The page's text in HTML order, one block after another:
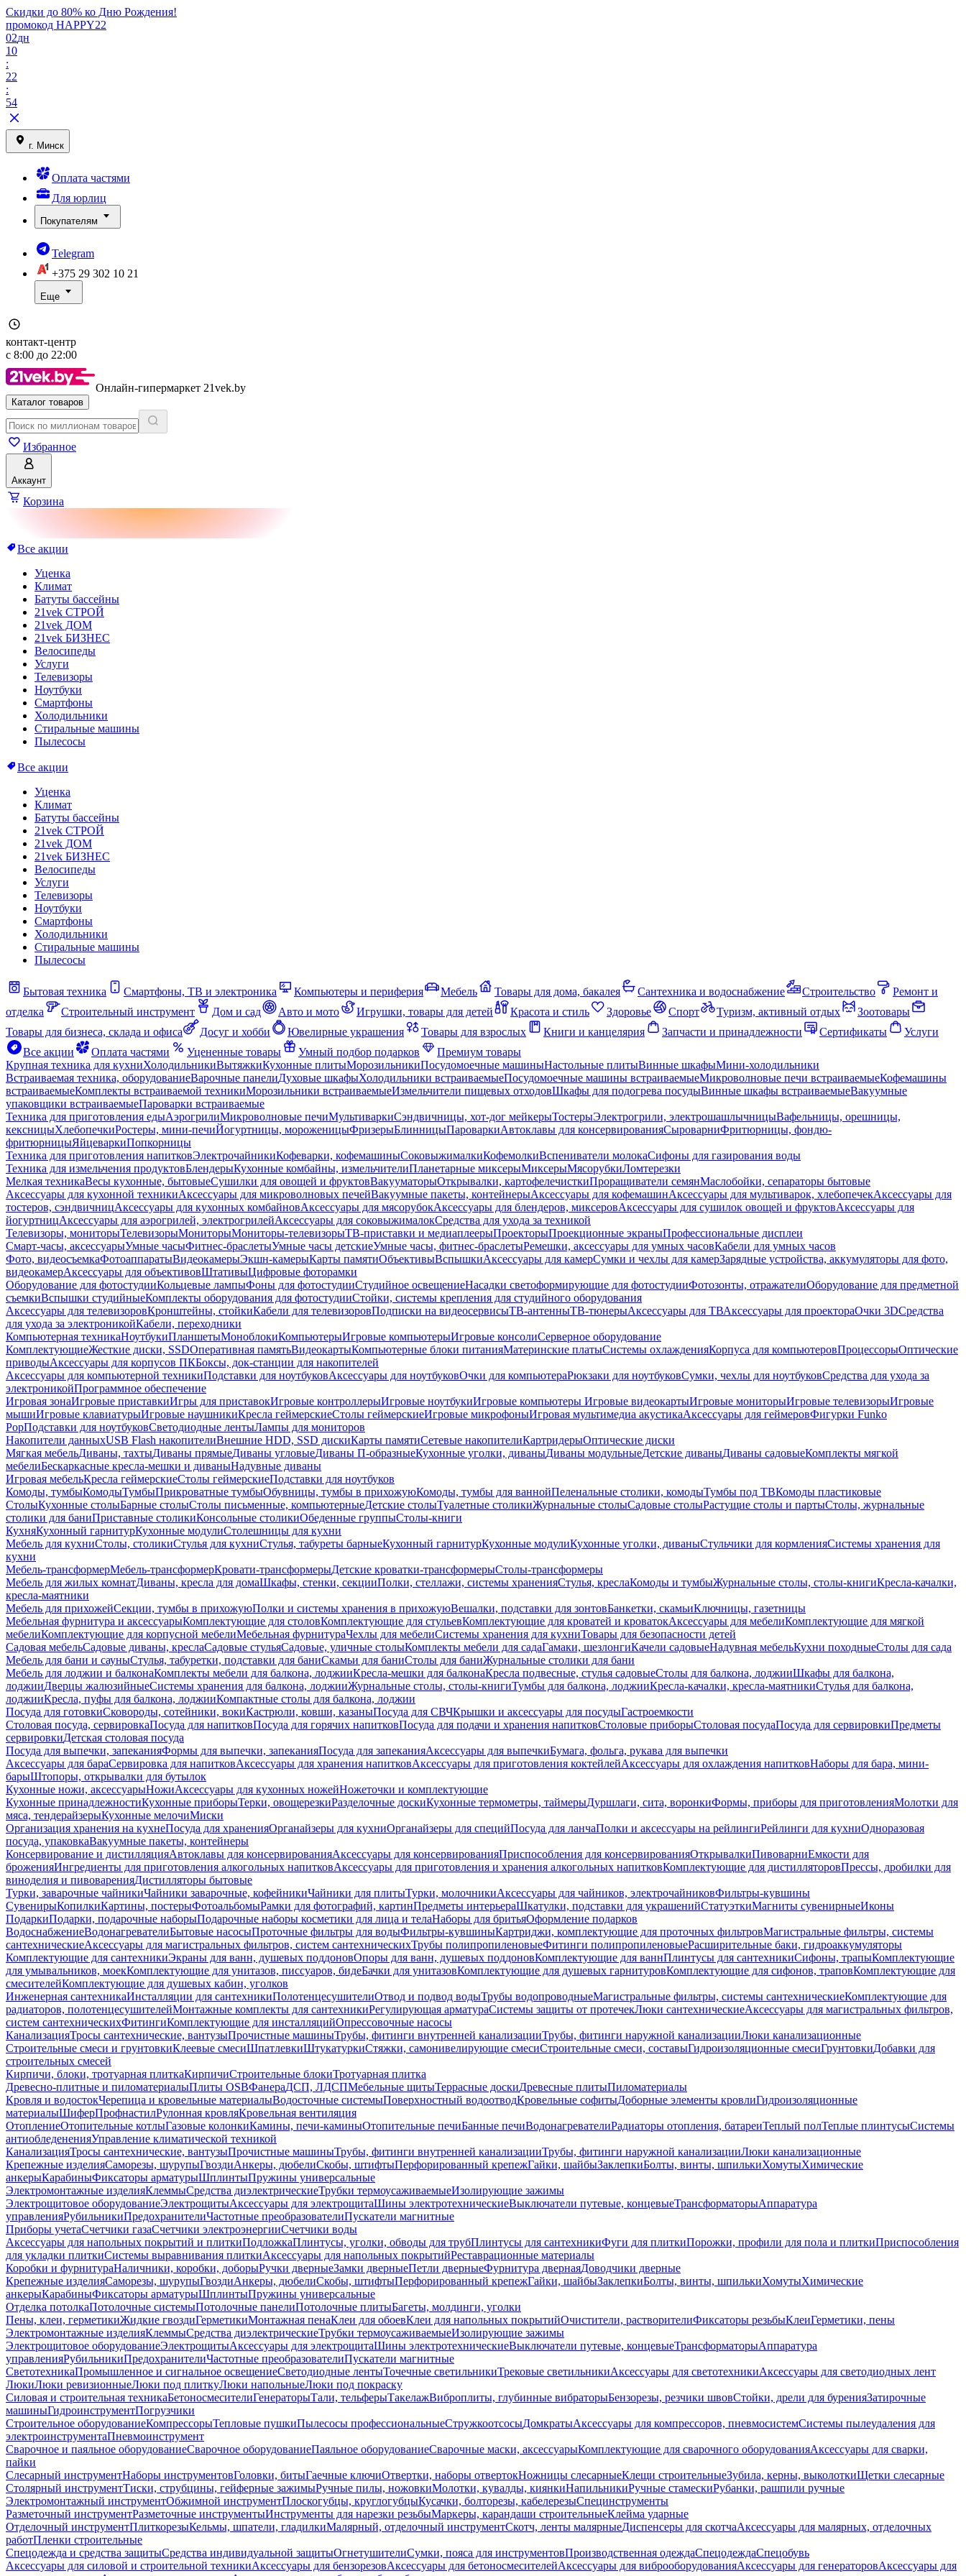
Скидки до 80% ко Дню Рождения!
промокод HAPPY22
02дн
10
:
22
:
54
г. Минск
Оплата частями
Для юрлиц
Покупателям
Telegram
+375 29 302 10 21
Еще
контакт-центр
с 8:00 до 22:00
Онлайн-гипермаркет 21vek.by
Каталог товаров
Избранное
Аккаунт
Корзина
Все акции
Уценка
Климат
Батуты бассейны
21vek СТРОЙ
21vek ДОМ
21vek БИЗНЕС
Велосипеды
Услуги
Телевизоры
Ноутбуки
Смартфоны
Холодильники
Стиральные машины
Пылесосы
Все акции
Уценка
Климат
Батуты бассейны
21vek СТРОЙ
21vek ДОМ
21vek БИЗНЕС
Велосипеды
Услуги
Телевизоры
Ноутбуки
Смартфоны
Холодильники
Стиральные машины
Пылесосы
Бытовая техника Смартфоны, ТВ и электроника Компьютеры и периферия Мебель Товары для дома, бакалея Сантехника и водоснабжение Строительство
Ремонт и
отделка
Строительный инструмент Дом и сад Авто и мото Игрушки, товары для детей Красота и стиль Здоровье Спорт Туризм, активный отдых
Зоотовары
Товары для бизнеса, склада и офиса
Досуг и хобби Ювелирные украшения Товары для взрослых Книги и канцелярия Запчасти и принадлежности Сертификаты
Услуги
Все акции
Оплата частями Уцененные товары Умный подбор подарков
Премиум товары
Крупная техника для кухниХолодильникиВытяжкиКухонные плитыМорозильникиПосудомоечные машиныНастольные плитыВинные шкафыМини-холодильники
Встраиваемая техника, оборудованиеВарочные панелиДуховые шкафыХолодильники встраиваемыеПосудомоечные машины встраиваемыеМикроволновые печи встраиваемыеКофемашины
встраиваемыеКомплекты встраиваемой техникиМорозильники встраиваемыеИзмельчители пищевых отходовШкафы для подогрева посудыВинные шкафы встраиваемыеВакуумные
упаковщики встраиваемыеПароварки встраиваемые
Техника для приготовления едыАэрогрилиМикроволновые печиМультиваркиСэндвичницы, хот-дог мейкерыТостерыЭлектрогрили, электрошашлычницыВафельницы, орешницы,
кексницыХлебопечкиРостеры, мини-печиЙогуртницы, мороженицыФризерыБлинницыПароваркиАвтоклавы для консервированияСыроварниФритюрницы, фондю-
фритюрницыЯйцеваркиПопкорницы
Техника для приготовления напитковЭлектрочайникиКофеварки, кофемашиныСоковыжималкиКофемолкиВспениватели молокаСифоны для газирования воды
Техника для измельчения продуктовБлендерыКухонные комбайны, измельчителиПланетарные миксерыМиксерыМясорубкиЛомтерезки
Мелкая техникаВесы кухонные, бытовыеСушилки для овощей и фруктовВакууматорыОткрывалки, картофелечисткиПроращиватели семянМаслобойки, сепараторы бытовые
Аксессуары для кухонной техникиАксессуары для микроволновых печейВакуумные пакеты, контейнерыАксессуары для кофемашинАксессуары для мультиварок, хлебопечекАксессуары для
тостеров, сэндвичницАксессуары для кухонных комбайновАксессуары для мясорубокАксессуары для блендеров, миксеровАксессуары для сушилок овощей и фруктовАксессуары для
йогуртницАксессуары для аэрогрилей, электрогрилейАксессуары для соковыжималокСредства для ухода за техникой
Телевизоры, мониторыТелевизорыМониторыМониторы-телевизорыТВ-приставки и медиаплеерыПроекторыПроекционные экраныПрофессиональные дисплеи
Смарт-часы, аксессуарыУмные часыФитнес-браслетыУмные часы детскиеУмные часы, фитнес-браслетыРемешки, аксессуары для умных часовКабели для умных часов
Фото, видеосъемкаФотоаппаратыВидеокамерыЭкшн-камерыКарты памятиОбъективыВспышкиАксессуары для камерСумки и чехлы для камерЗарядные устройства, аккумуляторы для фото,
видеокамерАксессуары для объективовШтативыЦифровые фоторамки
Оборудование для фотостудииКольцевые лампыФоны для фотостудииСтудийное освещениеНасадки светоформирующие для фотостудииФотозонты, отражателиОборудование для предметной
съемкиВспышки студийныеКомплекты оборудования для фотостудииСтойки, системы крепления для студийного оборудования
Аксессуары для телевизоровКронштейны, стойкиКабели для телевизоровПодписки на видеосервисыТВ-антенныТВ-тюнерыАксессуары для ТВАксессуары для проектораОчки 3DСредства
для ухода за электроникойКабели, переходники
Компьютерная техникаНоутбукиПланшетыМоноблокиКомпьютерыИгровые компьютерыИгровые консолиСерверное оборудование
КомплектующиеЖесткие диски, SSDОперативная памятьВидеокартыКомпьютерные блоки питанияМатеринские платыСистемы охлажденияКорпуса для компьютеровПроцессорыОптические
приводыАксессуары для корпусов ПКБоксы, док-станции для накопителей
Аксессуары для компьютерной техникиПодставки для ноутбуковАксессуары для ноутбуковОчки для компьютераРюкзаки для ноутбуковСумки, чехлы для ноутбуковСредства для ухода за
электроникойПрограммное обеспечение
Игровая зонаИгровые приставкиИгры для приставокИгровые контроллерыИгровые ноутбукиИгровые компьютеры Игровые видеокартыИгровые мониторыИгровые телевизорыИгровые
мышиИгровые клавиатурыИгровые наушникиКресла геймерскиеСтолы геймерскиеИгровые микрофоныИгровая мультимедиа акустикаАксессуары для геймеровФигурки Funko
PopПодставки для ноутбуковСветодиодные лентыЛампы для мониторов
Накопители данныхUSB Flash накопителиВнешние HDD, SSD дискиКарты памятиСетевые накопителиКартридерыОптические диски
Мягкая мебельДиваны, тахтыДиваны прямыеДиваны угловыеДиваны П-образныеКухонные уголки, диваныДиваны модульныеДетские диваныДиваны садовыеКомплекты мягкой
мебелиБескаркасные кресла-мешки и диваныНадувные диваны
Игровая мебельКресла геймерскиеСтолы геймерскиеПодставки для ноутбуков
Комоды, тумбыКомодыТумбыПрикроватные тумбыОбувницы, тумбы в прихожуюКомоды, тумбы для ваннойПеленальные столики, комодыТумбы под ТВКомоды пластиковые
СтолыКухонные столыБарные столыСтолы письменные, компьютерныеДетские столыТуалетные столикиЖурнальные столыСадовые столыРастущие столы и партыСтолы, журнальные
столики для баниПриставные столикиКонсольные столикиОбеденные группыСтолы-книги
КухняКухонный гарнитурКухонные модулиСтолешницы для кухни
Мебель для кухниСтолы, столикиСтулья для кухниСтулья, табуреты барныеКухонный гарнитурКухонные модулиКухонные уголки, диваныСтульчики для кормленияСистемы хранения для
кухни
Мебель-трансформерМебель-трансформерКровати-трансформерыДетские кроватки-трансформерыСтолы-трансформеры
Мебель для жилых комнатДиваны, кресла для домаШкафы, стенки, секцииПолки, стеллажи, системы храненияСтулья, креслаКомоды и тумбыЖурнальные столы, столы-книгиКресла-качалки,
кресла-маятники
Мебель для прихожейСекции, тумбы в прихожуюПолки и системы хранения в прихожуюВешалки, подставки для зонтовБанкетки, скамьиКлючницы, газетницы
Мебельная фурнитура и аксессуарыКомплектующие для столовКомплектующие для стульевКомплектующие для кроватей и кроватокАксессуары для мебелиКомплектующие для мягкой
мебелиКомплектующие для корпусной мебелиМебельная фурнитураЧехлы для мебелиСистемы хранения для кухниТовары для безопасности детей
Садовая мебельСадовые диваны, креслаСадовые стульяСадовые, уличные столыКомплекты мебели для садаГамаки, шезлонгиКачели садовыеНадувная мебельКухни походныеСтолы для сада
Мебель для бани и сауныСтулья, табуретки, подставки для баниСкамьи для баниСтолы для баниЖурнальные столики для бани
Мебель для лоджии и балконаКомплекты мебели для балкона, лоджииКресла-мешки для балконаКресла подвесные, стулья садовыеСтолы для балкона, лоджииШкафы для балкона,
лоджииДверцы жалюзийныеСистемы хранения для балкона, лоджииЖурнальные столы, столы-книгиТумбы для балкона, лоджииКресла-качалки, кресла-маятникиСтулья для балкона,
лоджииКресла, пуфы для балкона, лоджииКомпактные столы для балкона, лоджии
Посуда для готовкиСковороды, сотейники, вокиКастрюли, ковши, казаныПосуда для СВЧКрышки и аксессуары для посудыГастроемкости
Столовая посуда, сервировкаПосуда для напитковПосуда для горячих напитковПосуда для подачи и хранения напитковСтоловые приборыСтоловая посудаПосуда для сервировкиПредметы
сервировкиДетская столовая посуда
Посуда для выпечки, запеканияФормы для выпечки, запеканияПосуда для запеканияАксессуары для выпечкиБумага, фольга, рукава для выпечки
Аксессуары для бараСервировка для напитковАксессуары для хранения напитковАксессуары для приготовления коктейлейАксессуары для охлаждения напитковНаборы для бара, мини-
барыШтопоры, открывалки для бутылок
Кухонные ножи, аксессуарыНожиАксессуары для кухонных ножейНожеточки и комплектующие
Кухонные принадлежностиКухонные приборыТерки, овощерезкиРазделочные доскиКухонные термометры, таймерыДуршлаги, сита, воронкиФормы, приборы для приготовленияМолотки для
мяса, тендерайзерыКухонные мелочиМиски
Организация хранения на кухнеПосуда для храненияОрганайзеры для кухниОрганайзеры для специйПосуда для ланчаПолки и аксессуары на рейлингиРейлинги для кухниОдноразовая
посуда, упаковкаВакуумные пакеты, контейнеры
Консервирование и дистилляцияАвтоклавы для консервированияАксессуары для консервированияПриспособления для консервированияОткрывалкиПивоварниЕмкости для
броженияИнгредиенты для приготовления алкогольных напитковАксессуары для приготовления и хранения алкогольных напитковКомплектующие для дистилляторовПрессы, дробилки для
виноделия и пивоваренияДистилляторы бытовые
Турки, заварочные чайникиЧайники заварочные, кофейникиЧайники для плитыТурки, молочникиАксессуары для чайников, электрочайниковФильтры-кувшины
СувенирыКопилкиКартины, постерыФотоальбомыРамки для фотографий, картинПредметы интерьераШкатулки, подставки для украшенийСтатуэткиМагниты сувенирныеИконы
ПодаркиПодарки, подарочные наборыПодарочные наборы косметики для лица и телаНаборы для бритьяОформление подарков
ВодоснабжениеВодонагревателиБытовые насосыПроточные фильтры для водыФильтры-кувшиныКартриджи, комплектующие для проточных фильтровМагистральные фильтры, системы
сантехническиеАксессуары для магистральных фильтров, систем сантехническихТрубы полипропиленовыеФитинги полипропиленовыеРасширительные баки, гидроаккумуляторы
Комплектующие для сантехникиЭкраны для ванн, душевых поддоновОпоры для ванн, душевых поддоновКомплектующие для ваннПлинтусы для сантехникиСифоны, трапыКомплектующие
для умывальников, моекКомплектующие для унитазов, писсуаров, бидеБачки для унитазовКомплектующие для душевых гарнитуровКомплектующие для сифонов, траповКомплектующие для
смесителейКомплектующие для душевых кабин, уголков
Инженерная сантехникаИнсталляции для сантехникиПолотенцесушителиОтвод и подвод водыТрубы водопроводныеМагистральные фильтры, системы сантехническиеКомплектующие для
радиаторов, полотенцесушителейМонтажные комплекты для сантехникиРегулирующая арматураСистемы защиты от протечекЛюки сантехническиеАксессуары для магистральных фильтров,
систем сантехническихФитингиКомплектующие для инсталляцийОпрессовочные насосы
КанализацияТросы сантехнические, вантузыПрочистные машиныТрубы, фитинги внутренней канализацииТрубы, фитинги наружной канализацииЛюки канализационные
Строительные смеси и грунтовкиКлеевые смесиШпатлевкиШтукатуркиСтяжки, самонивелирующие смесиСтроительные смеси, составыГидроизоляционные смесиГрунтовкиДобавки для
строительных смесей
Кирпичи, блоки, тротуарная плиткаКирпичиСтроительные блокиТротуарная плитка
Древесно-плитные и пиломатериалыПлиты OSBФанераДСП, ЛДСПМебельные щитыТеррасные доскиДревесные плитыПиломатериалы
Кровля и водостокЧерепица и кровельные материалыВодосточные системыПоверхностный водоотводКровельные софитыДоборные элементы кровлиГидроизоляционные
материалыШиферПрофнастилРулонная кровляКровельная вентиляция
ОтоплениеОтопительные котлыГазовые колонкиКамины, печи-каминыОтопительные печиБанные печиВодонагревателиРадиаторы отопления, батареиТеплый полТеплые плинтусыСистемы
антиобледененияУправление климатической техникой
КанализацияТросы сантехнические, вантузыПрочистные машиныТрубы, фитинги внутренней канализацииТрубы, фитинги наружной канализацииЛюки канализационные
Крепежные изделияСаморезы, шурупыГвоздиАнкеры, дюбелиСкобы, штифтыПерфорированный крепежГайки, шайбыЗаклепкиБолты, винты, шпилькиХомутыХимические
анкерыКарабиныФиксаторы арматурыШплинтыПружины универсальные
Электромонтажные изделияКлеммыСредства диэлектрическиеТрубки термоусаживаемыеИзолирующие зажимы
Электрощитовое оборудованиеЭлектрощитыАксессуары для электрощитаШины электротехническиеВыключатели путевые, концевыеТрансформаторыАппаратура
управленияРубильникиПредохранителиЧастотные преобразователиПускатели магнитные
Приборы учетаСчетчики газаСчетчики электроэнергииСчетчики воды
Аксессуары для напольных покрытий и плиткиПодложкаПлинтусы, уголки, обводы для трубПлинтусы для сантехникиФуги для плиткиПорожки, профили для пола и плиткиПриспособления
для укладки плиткиСистемы выравнивания плиткиАксессуары для напольных покрытийРеставрационные материалы
Коробки и фурнитураНаличники, коробки, доборыРучки дверныеЗамки дверныеПетли дверныеФурнитура двернаяДоводчики дверные
Крепежные изделияСаморезы, шурупыГвоздиАнкеры, дюбелиСкобы, штифтыПерфорированный крепежГайки, шайбыЗаклепкиБолты, винты, шпилькиХомутыХимические
анкерыКарабиныФиксаторы арматурыШплинтыПружины универсальные
Отделка потолкаПотолочные системыПотолочные панелиПотолочные плитыБагеты, молдинги, уголки
Пены, клеи, герметикиЖидкие гвоздиГерметикиМонтажная пенаКлеи для обоевКлеи для напольных покрытийОчистители, растворителиФиксаторы резьбыКлеиГерметики, пены
Электромонтажные изделияКлеммыСредства диэлектрическиеТрубки термоусаживаемыеИзолирующие зажимы
Электрощитовое оборудованиеЭлектрощитыАксессуары для электрощитаШины электротехническиеВыключатели путевые, концевыеТрансформаторыАппаратура
управленияРубильникиПредохранителиЧастотные преобразователиПускатели магнитные
СветотехникаПромышленное и сигнальное освещениеСветодиодные лентыТочечные светильникиТрековые светильникиАксессуары для светотехникиАксессуары для светодиодных лент
ЛюкиЛюки ревизионныеЛюки под плиткуЛюки напольныеЛюки под покраску
Силовая и строительная техникаБетоносмесителиГенераторыТали, тельферыТакелажВиброплиты, глубинные вибраторыБензорезы, резчики швовСтойки, дрели для буренияЗатирочные
машиныГидроинструментПогрузчики
Строительное оборудованиеКомпрессорыТепловые пушкиПылесосы профессиональныеСтружкоотсосыДомкратыАксессуары для компрессоров, пневмосистемСистемы пылеудаления для
электроинструментаПневмоинструмент
Сварочное и паяльное оборудованиеСварочное оборудованиеПаяльное оборудованиеСварочные маски, аксессуарыКомплектующие для сварочного оборудованияАксессуары для сварки,
пайки
Слесарный инструментНаборы инструментовГоловки, битыГаечные ключиОтвертки, наборы отвертокНожницы слесарныеКлещи строительныеЗубила, керны, выколоткиЩетки слесарные
Столярный инструментТиски, струбцины, гейферные зажимыРучные пилы, ножовкиМолотки, кувалды, киянкиНапильникиРучные стамескиРубанки, рашпили ручные
Электромонтажный инструментОбжимной инструментПлоскогубцы, круглогубцыКусачки, болторезы, кабелерезыСпецинструменты
Разметочный инструментРазметочные инструментыИнструменты для нарезки резьбыМаркеры, карандаши строительныеКлейма ударные
Отделочный инструментПлиткорезыКельмы, шпатели, гладилкиМалярный, отделочный инструментСкотч, ленты малярныеДиспенсеры для скотчаАксессуары для малярных, отделочных
работПленки строительные
Спецодежда и средства защитыСредства индивидуальной защитыОгнетушителиСумки, пояса для инструментовПроизводственная одеждаСпецодеждаСпецобувь
Аксессуары для силовой и строительной техникиАксессуары для бензорезовАксессуары для бетоносмесителейАксессуары для виброоборудованияАксессуары для генераторовАксессуары для